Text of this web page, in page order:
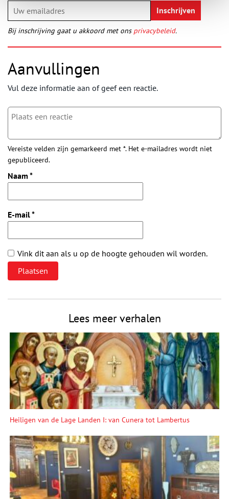
Bij inschrijving gaat u akkoord met ons privacybeleid.
Aanvullingen
Vul deze informatie aan of geef een reactie.
Vereiste velden zijn gemarkeerd met *. Het e-mailadres wordt niet
gepubliceerd.
Naam *
E-mail*
Vink dit aan als u op de hoogte gehouden wil worden.
Lees meer verhalen
Heiligen van de Lage Landen I: van Cunera tot Lambertus